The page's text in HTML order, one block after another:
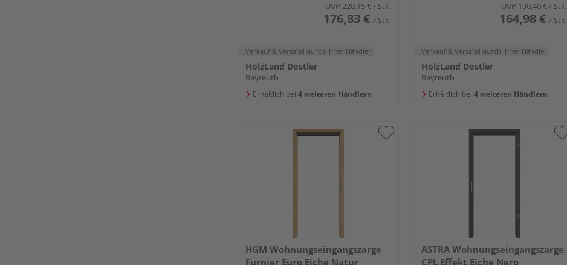
UVP 220,15 €/ Stk.
176,83 € / Stk.
Verkauf & Versand durch Ihren Händler
HolzLand Dostler
Bayreuth
Erhältlich bei 4 weiteren Händlern
UVP 190,40 €/ Stk.
164,98 € / Stk.
Verkauf & Versand durch Ihren Händler
HolzLand Dostler
Bayreuth
Erhältlich bei 4 weiteren Händlern
HGM Wohnungseingangszarge
Furnier Euro Eiche Natur
ASTRA Wohnungseingangszarge
CPL Effekt Eiche Nero